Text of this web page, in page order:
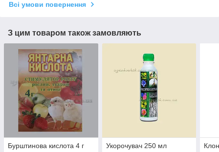
Всі умови повернення
З цим товаром також замовляють
Бурштинова кислота 4 г Укорочувач 250 мл